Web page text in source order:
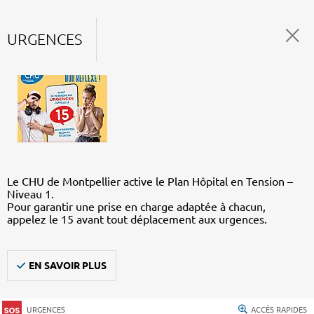
URGENCES
Le CHU de Montpellier active le Plan Hôpital en Tension –
Niveau 1.
Pour garantir une prise en charge adaptée à chacun,
appelez le 15 avant tout déplacement aux urgences.
EN SAVOIR PLUS
URGENCES ACCÈS RAPIDES